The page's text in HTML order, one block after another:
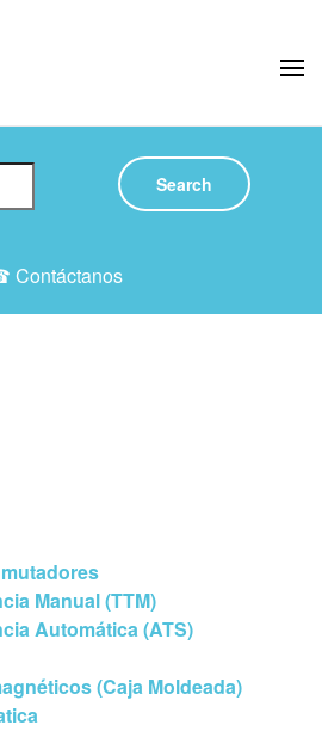
Search
Contáctanos
Manual (TTM)
Automática (ATS)
(Caja Moldeada)